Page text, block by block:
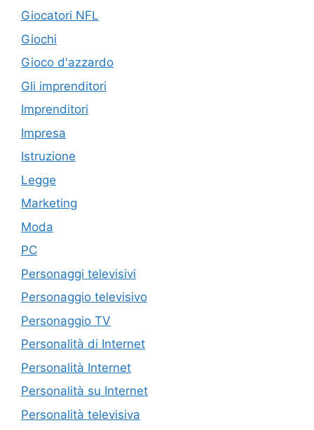
Giocatori NFL
Giochi
Gioco d'azzardo
Gli imprenditori
Imprenditori
Impresa
Istruzione
Legge
Marketing
Moda
PC
Personaggi televisivi
Personaggio televisivo
Personaggio TV
Personalità di Internet
Personalità Internet
Personalità su Internet
Personalità televisiva